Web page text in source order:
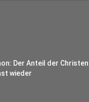
Der Anteil der Christen
wieder